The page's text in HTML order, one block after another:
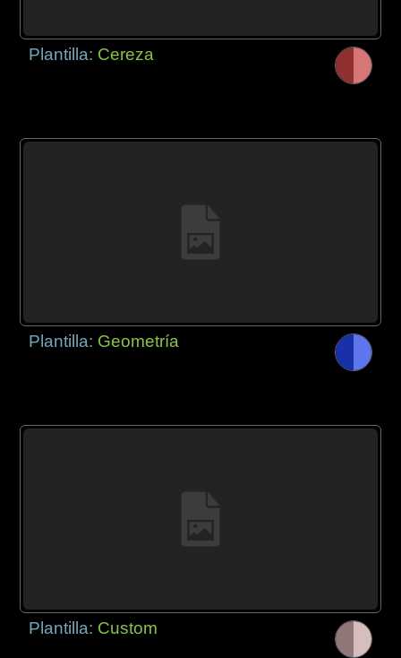
Plantilla: Cereza
Plantilla: Geometría
Plantilla: Custom